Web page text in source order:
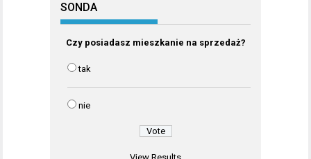
SONDA
Czy posiadasz mieszkanie na sprzedaż?
tak
nie